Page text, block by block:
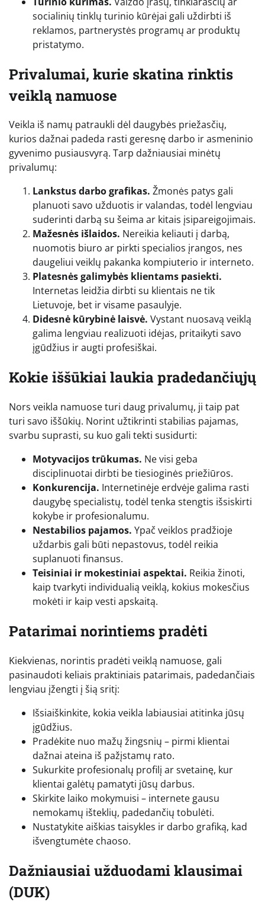
socialinių tinklų turinio kūrėjai gali uždirbti iš
reklamos, partnerystės programų ar produktų
pristatymo.
Privalumai, kurie skatina rinktis
veiklą namuose
Veikla iš namų patraukli dėl daugybės priežasčių,
kurios dažnai padeda rasti geresnę darbo ir asmeninio
gyvenimo pusiausvyrą. Tarp dažniausiai minėtų
privalumų:
Lankstus darbo grafikas. Žmonės patys gali
planuoti savo užduotis ir valandas, todėl lengviau
suderinti darbą su šeima ar kitais įsipareigojimais.
Mažesnės išlaidos. Nereikia keliauti į darbą,
nuomotis biuro ar pirkti specialios įrangos, nes
daugeliui veiklų pakanka kompiuterio ir interneto.
Platesnės galimybės klientams pasiekti.
Internetas leidžia dirbti su klientais ne tik
Lietuvoje, bet ir visame pasaulyje.
Didesnė kūrybinė laisvė. Vystant nuosavą veiklą
galima lengviau realizuoti idėjas, pritaikyti savo
įgūdžius ir augti profesiškai.
Kokie iššūkiai laukia pradedančiųjų
Nors veikla namuose turi daug privalumų, ji taip pat
turi savo iššūkių. Norint užtikrinti stabilias pajamas,
svarbu suprasti, su kuo gali tekti susidurti:
Motyvacijos trūkumas. Ne visi geba
disciplinuotai dirbti be tiesioginės priežiūros.
Konkurencija. Internetinėje erdvėje galima rasti
daugybę specialistų, todėl tenka stengtis išsiskirti
kokybe ir profesionalumu.
Nestabilios pajamos. Ypač veiklos pradžioje
uždarbis gali būti nepastovus, todėl reikia
suplanuoti finansus.
Teisiniai ir mokestiniai aspektai. Reikia žinoti,
kaip tvarkyti individualią veiklą, kokius mokesčius
mokėti ir kaip vesti apskaitą.
Patarimai norintiems pradėti
Kiekvienas, norintis pradėti veiklą namuose, gali
pasinaudoti keliais praktiniais patarimais, padedančiais
lengviau įžengti į šią sritį:
Išsiaiškinkite, kokia veikla labiausiai atitinka jūsų
įgūdžius.
Pradėkite nuo mažų žingsnių – pirmi klientai
dažnai ateina iš pažįstamų rato.
Sukurkite profesionalų profilį ar svetainę, kur
klientai galėtų pamatyti jūsų darbus.
Skirkite laiko mokymuisi – internete gausu
nemokamų išteklių, padedančių tobulėti.
Nustatykite aiškias taisykles ir darbo grafiką, kad
išvengtumėte chaoso.
Dažniausiai užduodami klausimai
(DUK)